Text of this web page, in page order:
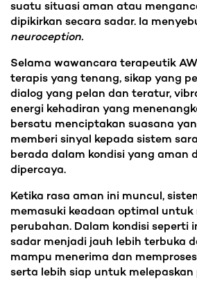
suatu situasi aman atau
dipikirkan secara sadar. Ia
neuroception.
Selama wawancara terapeutik
terapis yang tenang, sikap yang
dialog yang pelan dan teratur,
energi kehadiran yang
bersatu menciptakan suasana
memberi sinyal kepada sistem
berada dalam kondisi yang aman
dipercaya.
Ketika rasa aman ini muncul,
memasuki keadaan optimal untuk
perubahan. Dalam kondisi seperti
sadar menjadi jauh lebih terbuka
mampu menerima dan
serta lebih siap untuk